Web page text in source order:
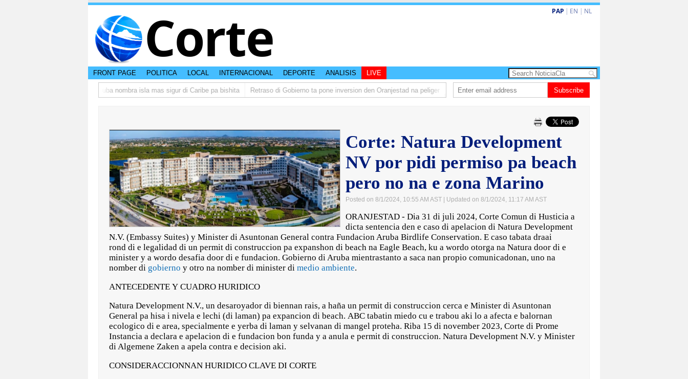
Corte PAP | EN | NL
FRONT PAGE POLITICA LOCAL INTERNACIONAL DEPORTE ANALISIS LIVE
CISI: Aruba nombra isla mas sigur di Caribe pa bishita Retraso di Gobierno ta pone inversion den Oranjestad na peliger Abelardo de la Espriella a huramenta como presidente di Colombia
Subscribe
Corte: Natura Development
NV por pidi permiso pa beach
pero no na e zona Marino
Posted on 8/1/2024, 10:55 AM AST | Updated on 8/1/2024, 11:17 AM AST
ORANJESTAD - Dia 31 di juli 2024, Corte Comun di Husticia a
dicta sentencia den e caso di apelacion di Natura Development
N.V. (Embassy Suites) y Minister di Asuntonan General contra Fundacion Aruba Birdlife Conservation. E caso tabata draai
rond di e legalidad di un permit di construccion pa expanshon di beach na Eagle Beach, ku a wordo otorga na Natura door di e
minister y a wordo desafia door di e fundacion. Gobierno di Aruba mientrastanto a saca nan propio comunicadonan, uno na
nomber di gobierno y otro na nomber di minister di medio ambiente.
ANTECEDENTE Y CUADRO HURIDICO
Natura Development N.V., un desaroyador di biennan rais, a haña un permit di construccion cerca e Minister di Asuntonan
General pa hisa i nivela e lechi (di laman) pa expancion di beach. ABC tabatin miedo cu e trabou aki lo a afecta e balornan
ecologico di e area, specialmente e yerba di laman y selvanan di mangel proteha. Riba 15 di november 2023, Corte di Prome
Instancia a declara e apelacion di e fundacion bon funda y a anula e permit di construccion. Natura Development N.V. y Minister
di Algemene Zaken a apela contra e decision aki.
CONSIDERACCIONNAN HURIDICO CLAVE DI CORTE